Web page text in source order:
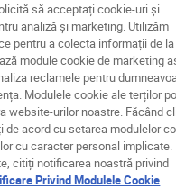
de confidențialitate
modulele cookie
Setări
să acceptați cookie-uri și
analiză și marketing. Utilizăm
pentru a colecta informații de la
module cookie de marketing
reclamele pentru
Modulele cookie ale terților
website-urilor noastre. Făcând
de acord cu setarea modulelor
cu caracter personal implicate.
citiți notificarea noastră privind
Privind Modulele Cookie